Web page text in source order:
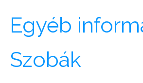
Egyéb
Szobák